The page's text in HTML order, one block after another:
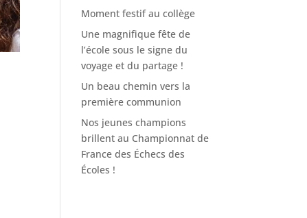
Moment festif au collège
Une magnifique fête de
l’école sous le signe du
voyage et du partage !
Un beau chemin vers la
première communion
Nos jeunes champions
brillent au Championnat de
France des Échecs des
Écoles !